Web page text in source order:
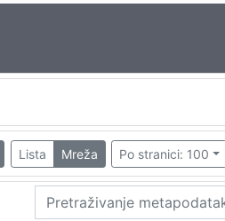
Lista Mreža Po stranici: 100